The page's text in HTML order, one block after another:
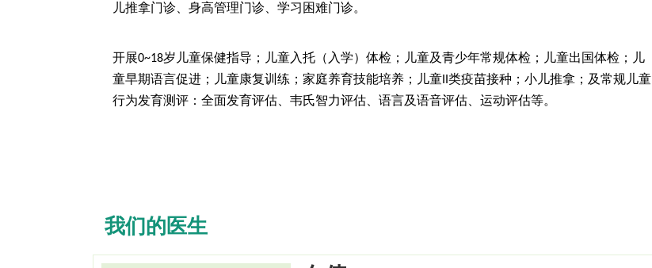
儿推拿门诊、身高管理门诊、学习困难门诊。
开展0~18岁儿童保健指导；儿童入托（入学）体检；儿童及青少年常规体检；儿童出国体检；儿
童早期语言促进；儿童康复训练；家庭养育技能培养；儿童II类疫苗接种；小儿推拿；及常规儿童
行为发育测评：全面发育评估、韦氏智力评估、语言及语音评估、运动评估等。
我们的医生